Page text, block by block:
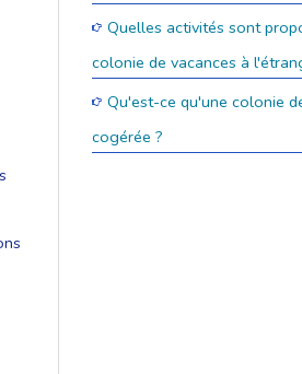
Quelles activités sont
colonie de vacances à
Qu'est-ce qu'une colonie
cogérée ?